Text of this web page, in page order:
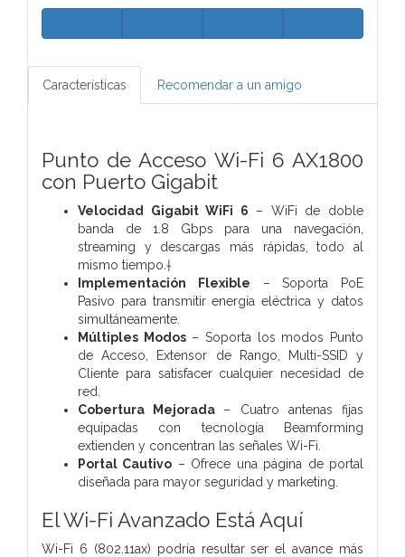
Características Recomendar a un amigo
Punto de Acceso Wi-Fi 6 AX1800
con Puerto Gigabit
Velocidad Gigabit WiFi 6 – WiFi de doble
banda de 1.8 Gbps para una navegación,
streaming y descargas más rápidas, todo al
mismo tiempo.†
Implementación Flexible – Soporta PoE
Pasivo para transmitir energía eléctrica y datos
simultáneamente.
Múltiples Modos– Soporta los modos Punto
de Acceso, Extensor de Rango, Multi-SSID y
Cliente para satisfacer cualquier necesidad de
red.
Cobertura Mejorada – Cuatro antenas fijas
equipadas con tecnología Beamforming
extienden y concentran las señales Wi-Fi.
Portal Cautivo – Ofrece una página de portal
diseñada para mayor seguridad y marketing.
El Wi-Fi Avanzado Está Aquí
Wi-Fi 6 (802.11ax) podría resultar ser el avance más